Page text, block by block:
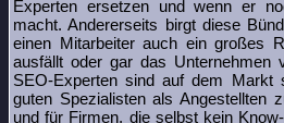
Experten ersetzen und wenn er
macht. Andererseits birgt diese
einen Mitarbeiter auch ein großes
ausfällt oder gar das Unternehmen
SEO-Experten sind auf dem Markt
guten Spezialisten als Angestellten
und für Firmen, die selbst kein